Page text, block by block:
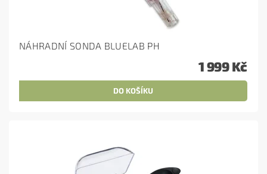
NÁHRADNÍ SONDA BLUELAB PH
1 999 Kč